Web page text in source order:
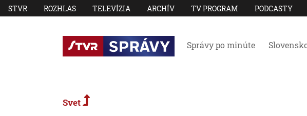
STVR ROZHLAS TELEVÍZIA ARCHÍV TV PROGRAM PODCASTY
Správy po minúte
Svet